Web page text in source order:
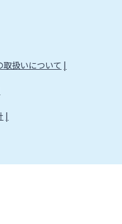
扱いについて